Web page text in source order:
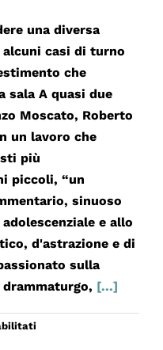
una diversa
alcuni casi di turno
che
sala A quasi due
Moscato, Roberto
un lavoro che
più
piccoli, “un
sinuoso
e allo
d'astrazione e di
sulla
[...]
su